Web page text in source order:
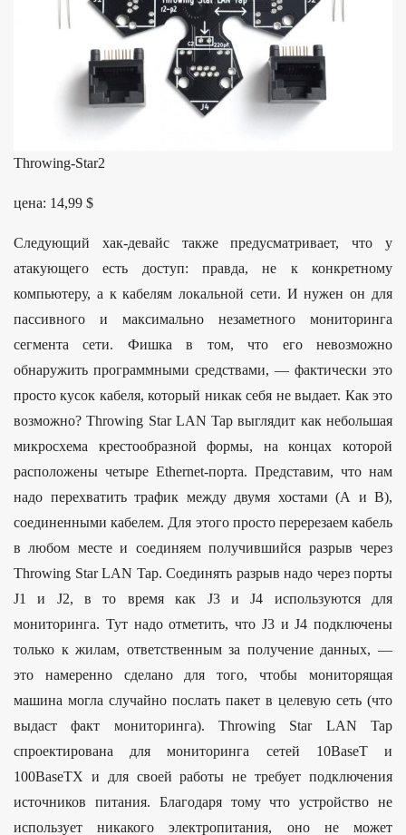
Throwing-Star2
цена: 14,99 $
Следующий хак-девайс также предусматривает, что у
атакующего есть доступ: правда, не к конкретному
компьютеру, а к кабелям локальной сети. И нужен он для
пассивного и максимально незаметного мониторинга
сегмента сети. Фишка в том, что его невозможно
обнаружить программными средствами, — фактически это
просто кусок кабеля, который никак себя не выдает. Как это
возможно? Throwing Star LAN Tap выглядит как небольшая
микросхема крестообразной формы, на концах которой
расположены четыре Ethernet-порта. Представим, что нам
надо перехватить трафик между двумя хостами (А и В),
соединенными кабелем. Для этого просто перерезаем кабель
в любом месте и соединяем получившийся разрыв через
Throwing Star LAN Tap. Соединять разрыв надо через порты
J1 и J2, в то время как J3 и J4 используются для
мониторинга. Тут надо отметить, что J3 и J4 подключены
только к жилам, ответственным за получение данных, —
это намеренно сделано для того, чтобы мониторящая
машина могла случайно послать пакет в целевую сеть (что
выдаст факт мониторинга). Throwing Star LAN Tap
спроектирована для мониторинга сетей 10BaseT и
100BaseTX и для своей работы не требует подключения
источников питания. Благодаря тому что устройство не
использует никакого электропитания, оно не может